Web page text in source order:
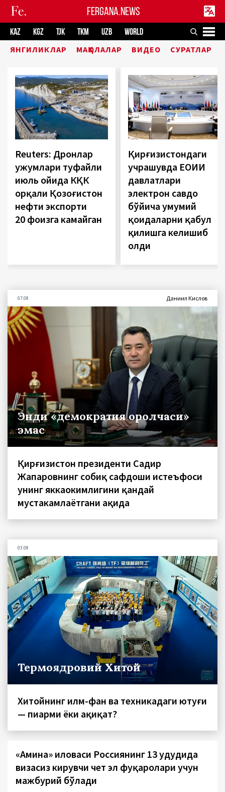
FERGANA.NEWS
KAZ KGZ TJK TKM UZB WORLD
ЯНГИЛИКЛАР МАҚОЛАЛАР ВИДЕО СУРАТЛАР
Reuters: Дронлар
ҳужумлари туфайли
июль ойида КҚК
орқали Қозоғистон
нефти экспорти
20 фоизга камайган
Қирғизистондаги
учрашувда ЕОИИ
давлатлари
электрон савдо
бўйича умумий
қоидаларни қабул
қилишга келишиб
олди
07.08 Даниил Кислов
Энди «демократия оролчаси»
эмас
Қирғизистон президенти Садир
Жапаровнинг собиқ сафдоши истеъфоси
унинг яккаҳокимлигини қандай
мустаҳкамлаётгани ҳақида
03.08
Термоядровий Хитой
Хитойнинг илм-фан ва техникадаги ютуғи
— пиарми ёки ҳақиқат?
«Амина» иловаси Россиянинг 13 ҳудудида
визасиз кирувчи чет эл фуқаролари учун
мажбурий бўлади